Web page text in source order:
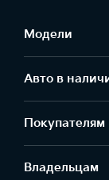
Модели
Авто в
Покупателям
Владельцам